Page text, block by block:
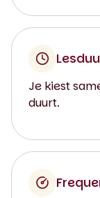
Je kiest
duurt.